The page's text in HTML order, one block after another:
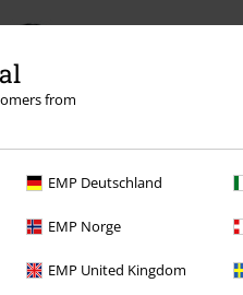
from
EMP Deutschland
EMP Norge
EMP United Kingdom